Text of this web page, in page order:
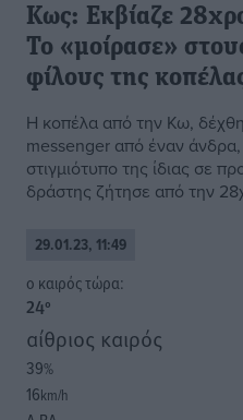
Κως: Εκβίαζε
Το «μοίρασε»
φίλους της
Η κοπέλα από την Κω,
messenger από έναν άνδρα,
στιγμιότυπο της ίδιας σε
δράστης ζήτησε από την
29.01.23, 11:49
o καιρός τώρα:
24°
αίθριος καιρός
39%
16km/h